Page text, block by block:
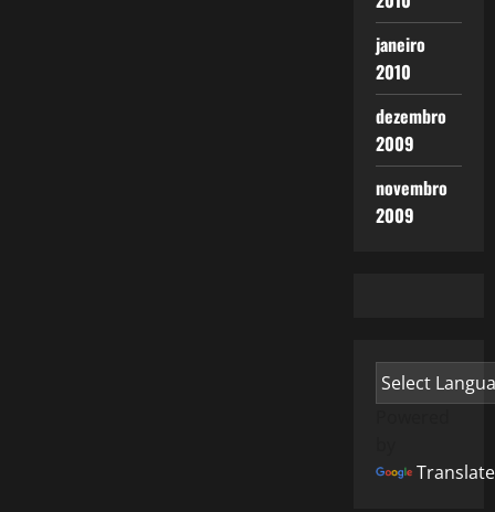
janeiro
2010
dezembro
2009
novembro
2009
Translate